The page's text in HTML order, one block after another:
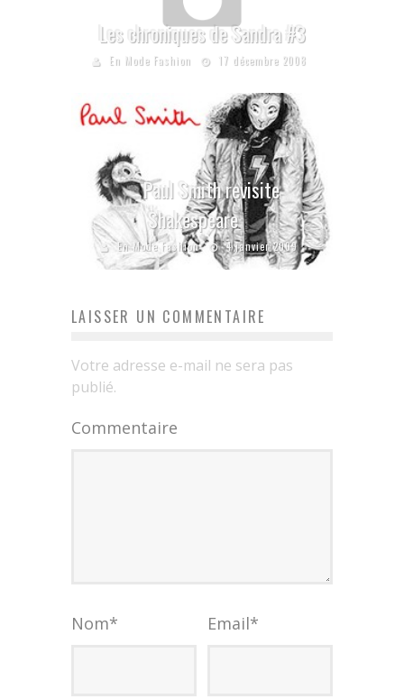
Les chroniques de Sandra #3
En Mode Fashion 17 décembre 2008
Paul Smith revisite
Shakespeare
En Mode Fashion 4 janvier 2009
LAISSER UN COMMENTAIRE
Votre adresse e-mail ne sera pas
publié.
Commentaire
Nom* Email*